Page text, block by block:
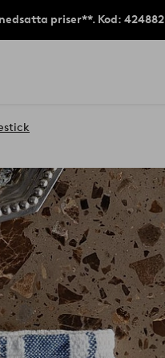
priser**. Kod: 424882